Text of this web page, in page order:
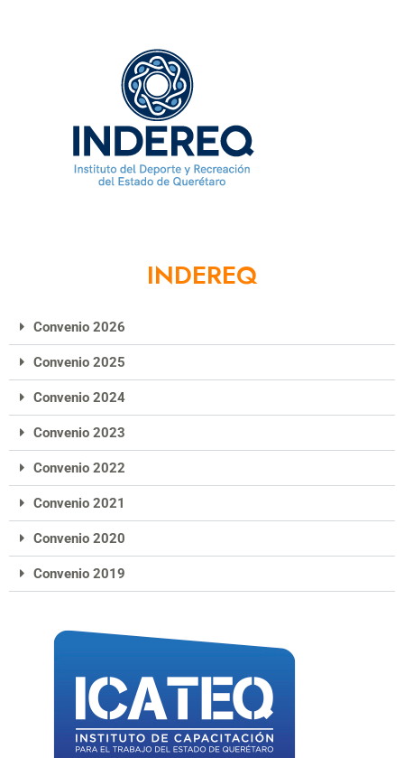
INDEREQ
Convenio 2026
Convenio 2025
Convenio 2024
Convenio 2023
Convenio 2022
Convenio 2021
Convenio 2020
Convenio 2019